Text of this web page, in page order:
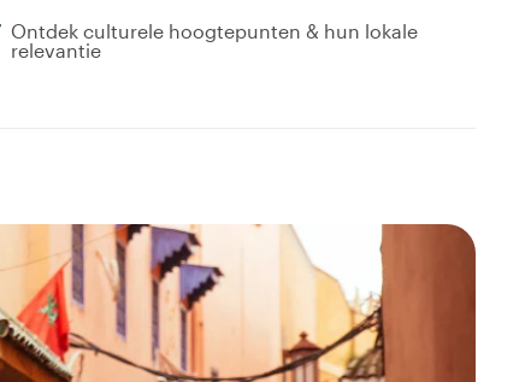
Ontdek culturele hoogtepunten & hun lokale
relevantie